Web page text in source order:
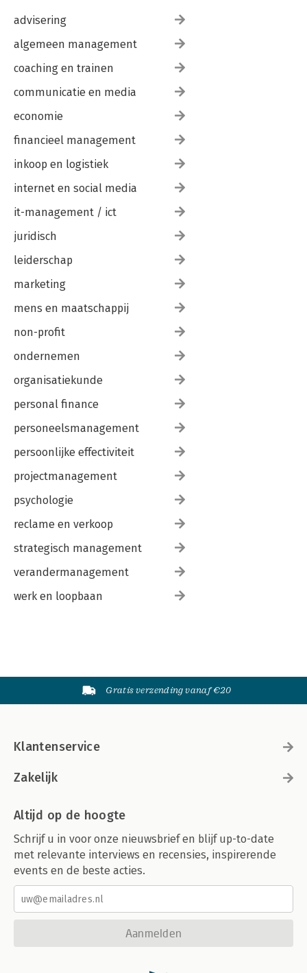
advisering
algemeen management
coaching en trainen
communicatie en media
economie
financieel management
inkoop en logistiek
internet en social media
it-management / ict
juridisch
leiderschap
marketing
mens en maatschappij
non-profit
ondernemen
organisatiekunde
personal finance
personeelsmanagement
persoonlijke effectiviteit
projectmanagement
psychologie
reclame en verkoop
strategisch management
verandermanagement
werk en loopbaan
Gratis verzending vanaf €20
Klantenservice
Zakelijk
Altijd op de hoogte
Schrijf u in voor onze nieuwsbrief en blijf up-to-date
met relevante interviews en recensies, inspirerende
events en de beste acties.
Aanmelden